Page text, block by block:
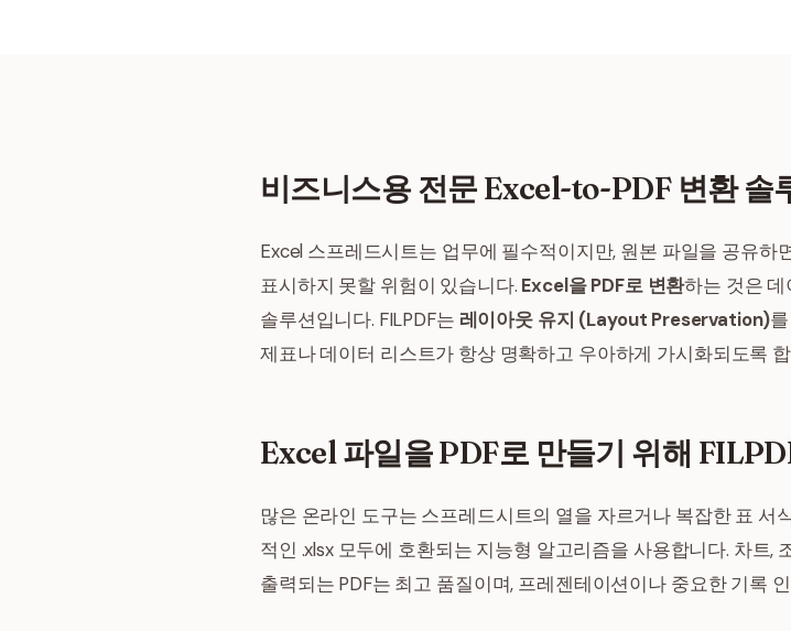
비즈니스용 전문 Excel-to-PDF 변환 솔
Excel 스프레드시트는 업무에 필수적이지만, 원본 파일을 공유
표시하지 못할 위험이 있습니다. Excel을 PDF로 변환하는 것은
솔루션입니다. FILPDF는 레이아웃 유지 (Layout Preservation)
제표나 데이터 리스트가 항상 명확하고 우아하게 가시화되도록
Excel 파일을 PDF로 만들기 위해
많은 온라인 도구는 스프레드시트의 열을 자르거나 복잡한 표 서
적인 .xlsx 모두에 호환되는 지능형 알고리즘을 사용합니다. 차트,
출력되는 PDF는 최고 품질이며, 프레젠테이션이나 중요한 기록